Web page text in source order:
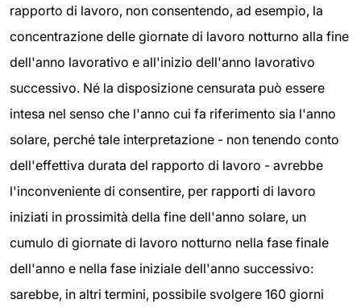
rapporto di lavoro, non consentendo, ad esempio, la
concentrazione delle giornate di lavoro notturno alla fine
dell'anno lavorativo e all'inizio dell'anno lavorativo
successivo. Né la disposizione censurata può essere
intesa nel senso che l'anno cui fa riferimento sia l'anno
solare, perché tale interpretazione - non tenendo conto
dell'effettiva durata del rapporto di lavoro - avrebbe
l'inconveniente di consentire, per rapporti di lavoro
iniziati in prossimità della fine dell'anno solare, un
cumulo di giornate di lavoro notturno nella fase finale
dell'anno e nella fase iniziale dell'anno successivo:
sarebbe, in altri termini, possibile svolgere 160 giorni